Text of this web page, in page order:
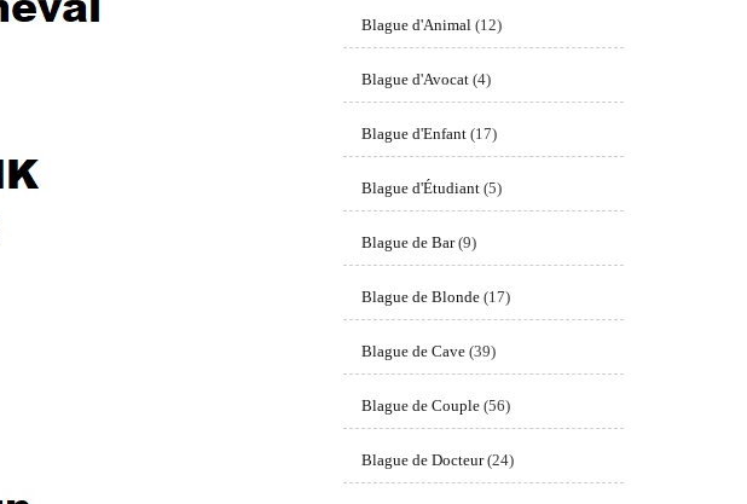
Blague d'Animal(12)
Blague d'Avocat(4)
Blague d'Enfant(17)
Blague d'Étudiant(5)
Blague de Bar(9)
Blague de Blonde(17)
Blague de Cave(39)
Blague de Couple(56)
Blague de Docteur(24)